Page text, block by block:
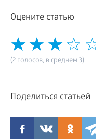
Оцените статью
(2 голосов, в среднем 3)
Поделиться статьей